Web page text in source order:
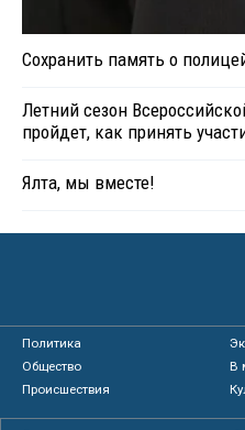
Сохранить память о
Летний сезон
пройдет, как принять
Ялта, мы вместе!
Политика
Общество
В
Происшествия